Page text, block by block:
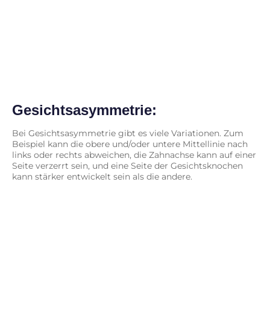
Gesichtsasymmetrie:
Bei Gesichtsasymmetrie gibt es viele Variationen. Zum
Beispiel kann die obere und/oder untere Mittellinie nach
links oder rechts abweichen, die Zahnachse kann auf einer
Seite verzerrt sein, und eine Seite der Gesichtsknochen
kann stärker entwickelt sein als die andere.